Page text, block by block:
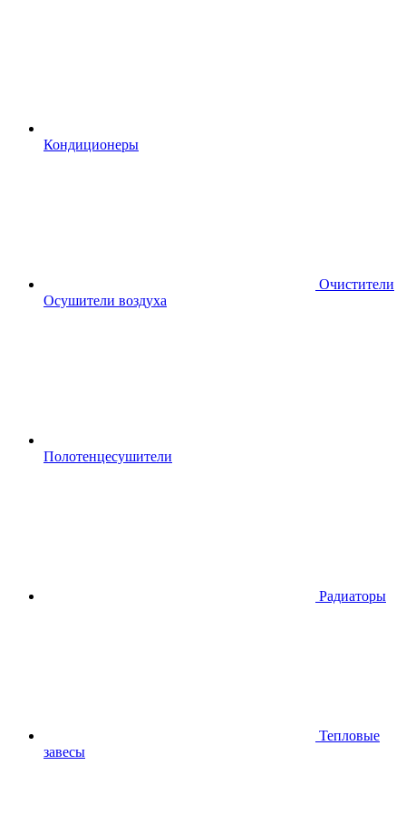
Кондиционеры
Очистители
Осушители воздуха
Полотенцесушители
Радиаторы
Тепловые
завесы